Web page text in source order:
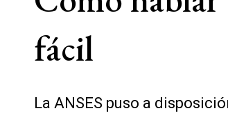
fácil
La ANSES puso a